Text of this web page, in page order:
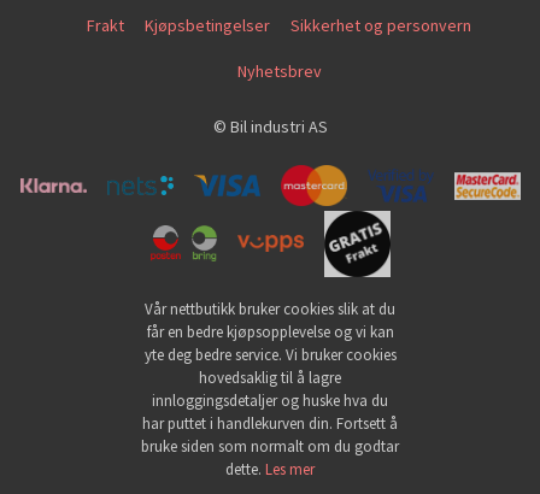
Frakt Kjøpsbetingelser Sikkerhet og personvern
Nyhetsbrev
© Bil industri AS
Vår nettbutikk bruker cookies slik at du
får en bedre kjøpsopplevelse og vi kan
yte deg bedre service. Vi bruker cookies
hovedsaklig til å lagre
innloggingsdetaljer og huske hva du
har puttet i handlekurven din. Fortsett å
bruke siden som normalt om du godtar
dette. Les mer